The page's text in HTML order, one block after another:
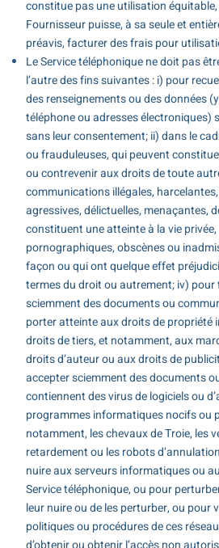
constitue pas une utilisation
Fournisseur puisse, à sa seule et
préavis, facturer des frais pour
Le Service téléphonique ne doit pas
l’autre des fins suivantes : i) pour
des renseignements ou des données
téléphone ou adresses électroniques)
sans leur consentement; ii) dans le
ou frauduleuses, qui peuvent
ou contrevenir aux droits de toute
communications illégales,
agressives, délictuelles, menaçantes,
constituent une atteinte à la vie
pornographiques, obscènes ou
façon ou qui ont quelque effet
termes du droit ou autrement; iv)
sciemment des documents ou
porter atteinte aux droits de propriété
droits de tiers, et notamment, aux
droits d’auteur ou aux droits de
accepter sciemment des documents
contiennent des virus de logiciels ou
programmes informatiques nocifs ou
notamment, les chevaux de Troie, les
retardement ou les robots
nuire aux serveurs informatiques ou
Service téléphonique, ou pour
leur nuire ou de les perturber, ou pour
politiques ou procédures de ces